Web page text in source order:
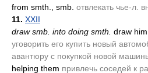
from smth., smb. отвлекать чье-л.
11. XXII
draw smb. into doing smth. draw
уговорить его купить новый
авантюру с покупкой новой
helping them привлечь соседей к